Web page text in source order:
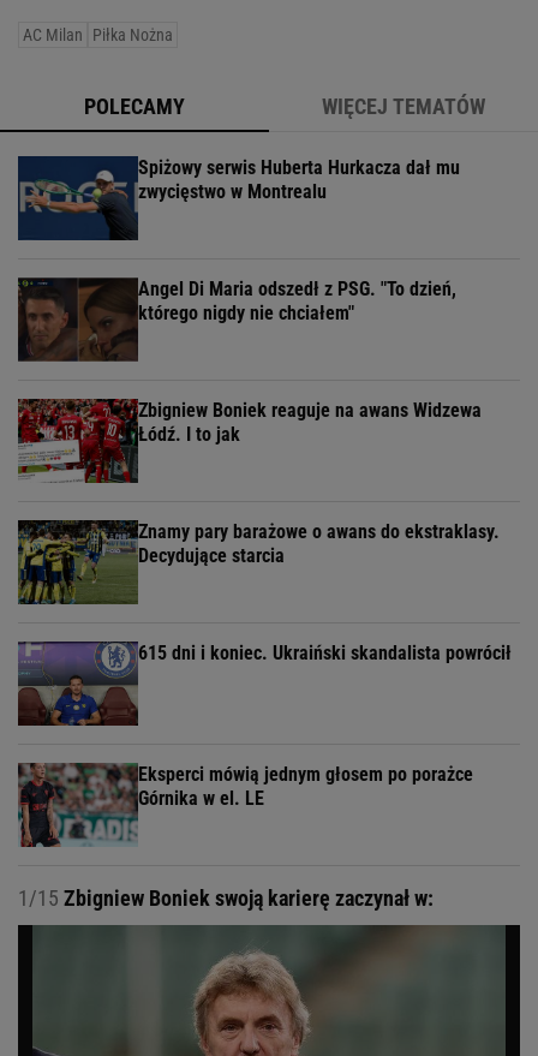
AC Milan Piłka Nożna
POLECAMY WIĘCEJ TEMATÓW
Spiżowy serwis Huberta Hurkacza dał mu
zwycięstwo w Montrealu
Angel Di Maria odszedł z PSG. "To dzień,
którego nigdy nie chciałem"
Zbigniew Boniek reaguje na awans Widzewa
Łódź. I to jak
Znamy pary barażowe o awans do ekstraklasy.
Decydujące starcia
615 dni i koniec. Ukraiński skandalista powrócił
Eksperci mówią jednym głosem po porażce
Górnika w el. LE
1/15 Zbigniew Boniek swoją karierę zaczynał w: